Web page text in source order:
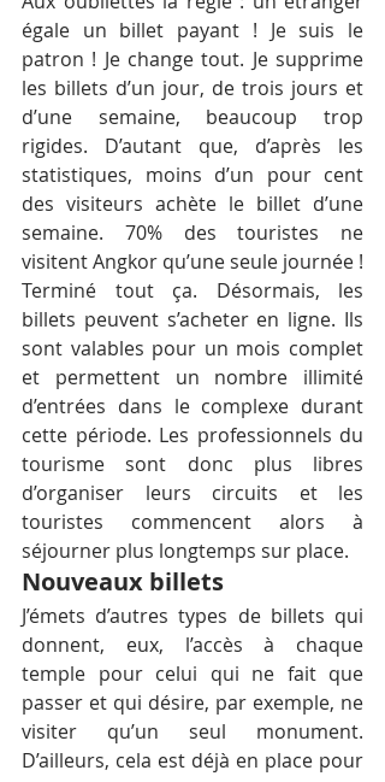
égale un billet payant ! Je suis le
patron ! Je change tout. Je supprime
les billets d’un jour, de trois jours et
d’une semaine, beaucoup trop
rigides. D’autant que, d’après les
statistiques, moins d’un pour cent
des visiteurs achète le billet d’une
semaine. 70% des touristes ne
visitent Angkor qu’une seule journée !
Terminé tout ça. Désormais, les
billets peuvent s’acheter en ligne. Ils
sont valables pour un mois complet
et permettent un nombre illimité
d’entrées dans le complexe durant
cette période. Les professionnels du
tourisme sont donc plus libres
d’organiser leurs circuits et les
touristes commencent alors à
séjourner plus longtemps sur place.
Nouveaux billets
J’émets d’autres types de billets qui
donnent, eux, l’accès à chaque
temple pour celui qui ne fait que
passer et qui désire, par exemple, ne
visiter qu’un seul monument.
D’ailleurs, cela est déjà en place pour